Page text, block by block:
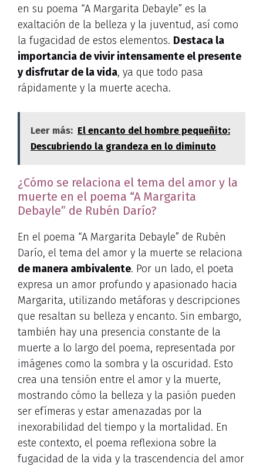
en su poema “A Margarita Debayle” es la
exaltación de la belleza y la juventud, así como
la fugacidad de estos elementos. Destaca la
importancia de vivir intensamente el presente
y disfrutar de la vida, ya que todo pasa
rápidamente y la muerte acecha.
Leer más: El encanto del hombre pequeñito:
Descubriendo la grandeza en lo diminuto
¿Cómo se relaciona el tema del amor y la
muerte en el poema “A Margarita
Debayle” de Rubén Darío?
En el poema “A Margarita Debayle” de Rubén
Darío, el tema del amor y la muerte se relaciona
de manera ambivalente. Por un lado, el poeta
expresa un amor profundo y apasionado hacia
Margarita, utilizando metáforas y descripciones
que resaltan su belleza y encanto. Sin embargo,
también hay una presencia constante de la
muerte a lo largo del poema, representada por
imágenes como la sombra y la oscuridad. Esto
crea una tensión entre el amor y la muerte,
mostrando cómo la belleza y la pasión pueden
ser efímeras y estar amenazadas por la
inexorabilidad del tiempo y la mortalidad. En
este contexto, el poema reflexiona sobre la
fugacidad de la vida y la trascendencia del amor